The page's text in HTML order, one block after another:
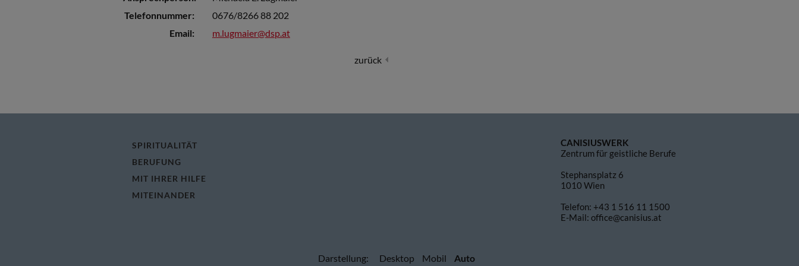
Telefonnummer:
0676/8266 88 202
Email:
m.lugmaier@dsp.at
zurück
SPIRITUALITÄT
BERUFUNG
MIT IHRER HILFE
MITEINANDER
CANISIUSWERK
Zentrum für geistliche Berufe
Stephansplatz 6
1010 Wien
Telefon: +43 1 516 11 1500
E-Mail: office@canisius.at
Darstellung: Desktop Mobil Auto